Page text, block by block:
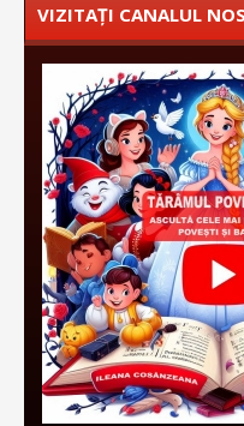
VIZITAȚI CANALUL